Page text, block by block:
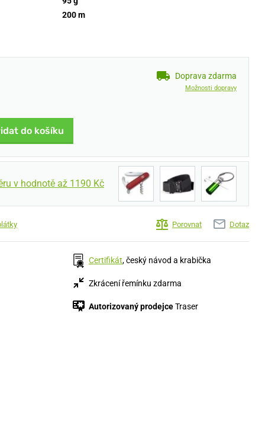
200 m
Doprava zdarma
Možnosti dopravy
do košíku
v hodnotě až 1190 Kč
Porovnat Dotaz
Certifikát, český návod a krabička
Zkrácení řemínku zdarma
Autorizovaný prodejceTraser